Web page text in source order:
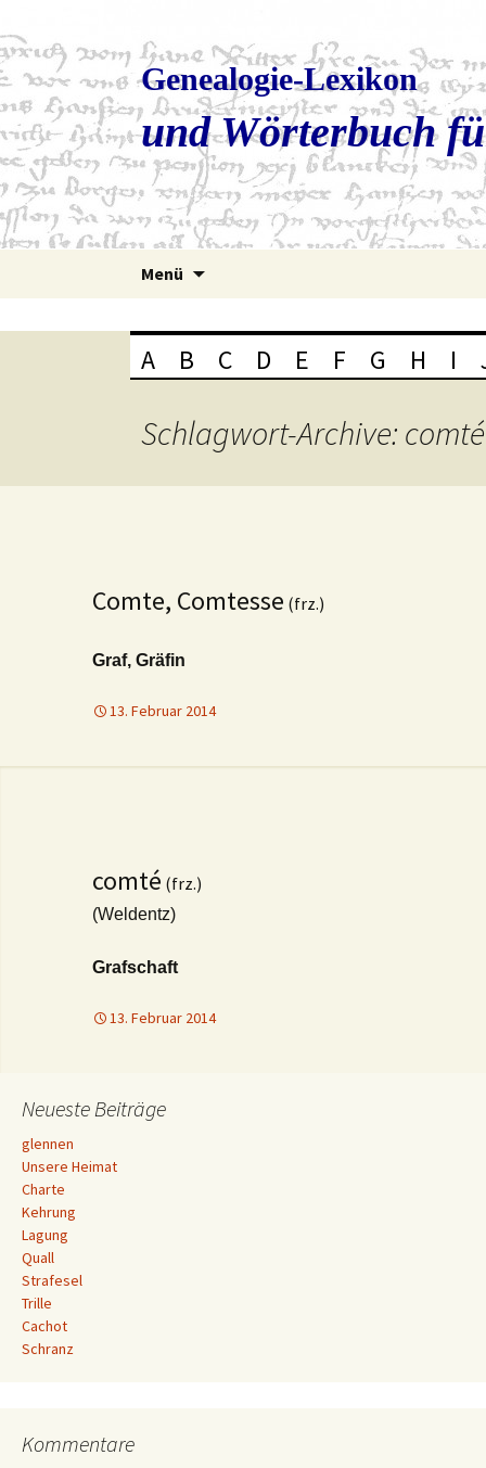
Genealogie-Lexikon
und Wörterbuch
Menü
A B C D E F G H I
Schlagwort-Archive: comté
Comte, Comtesse (frz.)
Graf, Gräfin
13. Februar 2014
comté (frz.)
(Weldentz)
Grafschaft
13. Februar 2014
Neueste Beiträge
glennen
Unsere Heimat
Charte
Kehrung
Lagung
Quall
Strafesel
Trille
Cachot
Schranz
Kommentare